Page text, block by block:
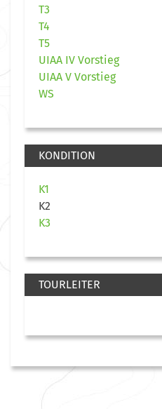
T3
T4
T5
UIAA IV Vorstieg
UIAA V Vorstieg
WS
KONDITION
K1
K2
K3
TOURLEITER